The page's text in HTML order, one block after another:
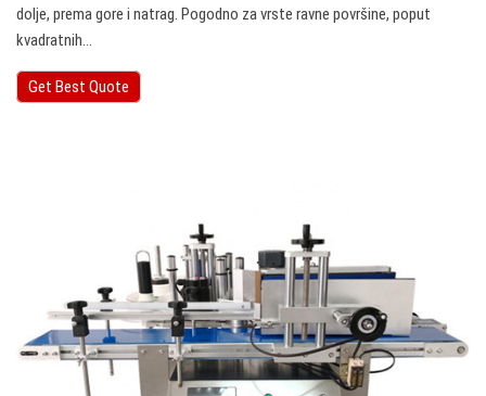
dolje, prema gore i natrag. Pogodno za vrste ravne površine, poput
kvadratnih…
Get Best Quote